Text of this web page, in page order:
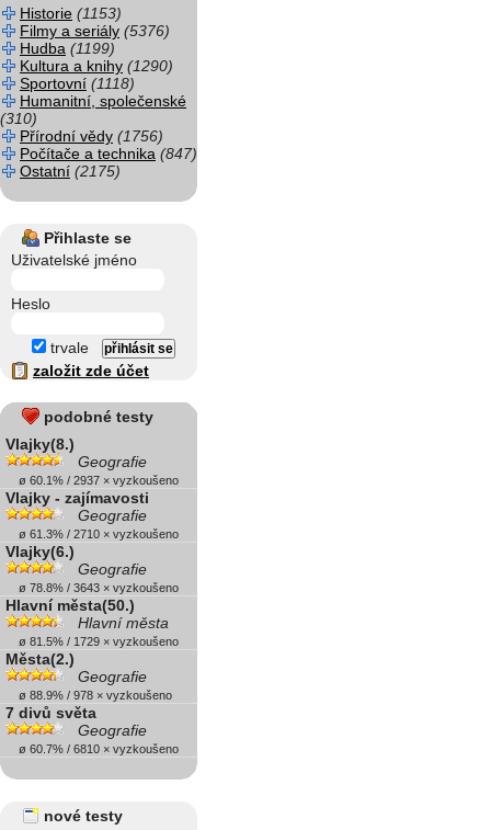
Historie (1153)
Filmy a seriály (5376)
Hudba (1199)
Kultura a knihy (1290)
Sportovní (1118)
Humanitní, společenské
(310)
Přírodní vědy (1756)
Počítače a technika (847)
Ostatní (2175)
Přihlaste se
Uživatelské jméno
Heslo
trvale
založit zde účet
podobné testy
Vlajky(8.)
Geografie
ø 60.1% / 2937 × vyzkoušeno
Vlajky - zajímavosti
Geografie
ø 61.3% / 2710 × vyzkoušeno
Vlajky(6.)
Geografie
ø 78.8% / 3643 × vyzkoušeno
Hlavní města(50.)
Hlavní města
ø 81.5% / 1729 × vyzkoušeno
Města(2.)
Geografie
ø 88.9% / 978 × vyzkoušeno
7 divů světa
Geografie
ø 60.7% / 6810 × vyzkoušeno
nové testy